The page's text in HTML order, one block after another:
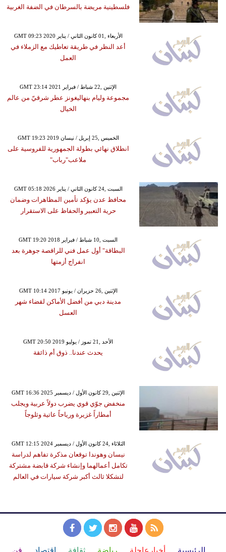
فلسطينية مريضة بالسرطان في الضفة الغربية
GMT 09:23 2020 الأربعاء ,01 كانون الثاني / يناير
أعد النظر في طريقة تعاطيك مع الزملاء في
العمل
GMT 23:14 2021 الإثنين ,22 شباط / فبراير
مجموعة وليام بنهاليغونز عطر شرقيّ من عالم
الخيال
GMT 19:23 2019 الخميس ,25 إبريل / نيسان
انطلاق نهائي بطولة الجمهورية للفروسية على
ملاعب"رباب"
GMT 05:18 2026 السبت ,24 كانون الثاني / يناير
محافظ عدن يؤكد تأمين المظاهرات وضمان
حرية التعبير والحفاظ على الاستقرار
GMT 19:20 2018 السبت ,10 شباط / فبراير
البطاقة" أول عمل فني للراقصة جوهرة بعد
انفراج أزمتها
GMT 10:14 2017 الإثنين ,26 حزيران / يونيو
مدينة دبي من أفضل الأماكن لقضاء شهر
العسل
GMT 20:50 2019 الأحد ,21 تموز / يوليو
يحدث عندنا.. ذوق أم ذائقة
GMT 16:36 2025 الإثنين ,29 كانون الأول / ديسمبر
منخفض جوّي قوي يضرب دولاً عربية ويجلب
أمطاراً غزيرة ورياحاً عاتية وثلوجاً
GMT 12:15 2024 الثلاثاء ,24 كانون الأول / ديسمبر
نيسان وهوندا توقعان مذكرة تفاهم لدراسة
تكامل أعمالهما وإنشاء شركة قابضة مشتركة
لتشكلا ثالث أكبر شركة سيارات في العالم
الرئيسية أخبارعاجلة رياضة ثقافة إقتصاد فن